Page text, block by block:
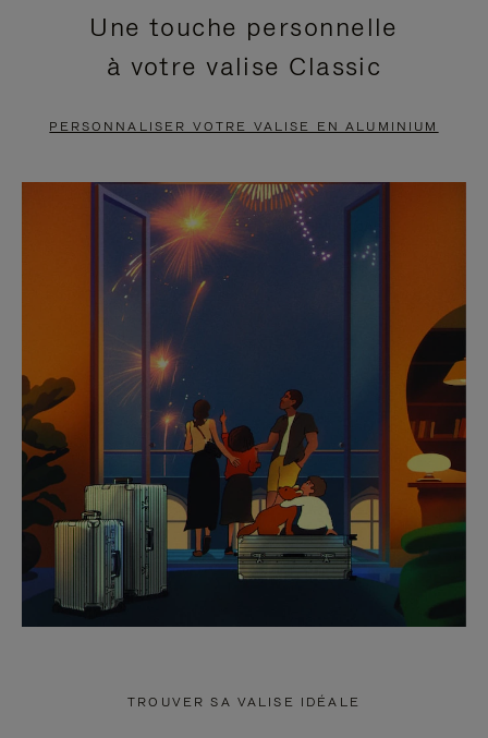
EN
PAUSE,
APPUYEZ
POUR
METTRE
PAUSE
VIDÉO
EST
DÉSACTIVÉ.
CLIQUER
POUR
RÉACTIVER
LE
SON
Une touche personnelle
à votre valise Classic
PERSONNALISER VOTRE VALISE EN ALUMINIUM
TROUVER SA VALISE IDÉALE